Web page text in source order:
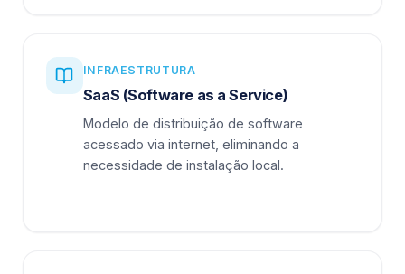
INFRAESTRUTURA
SaaS (Software as a Service)
Modelo de distribuição de software
acessado via internet, eliminando a
necessidade de instalação local.